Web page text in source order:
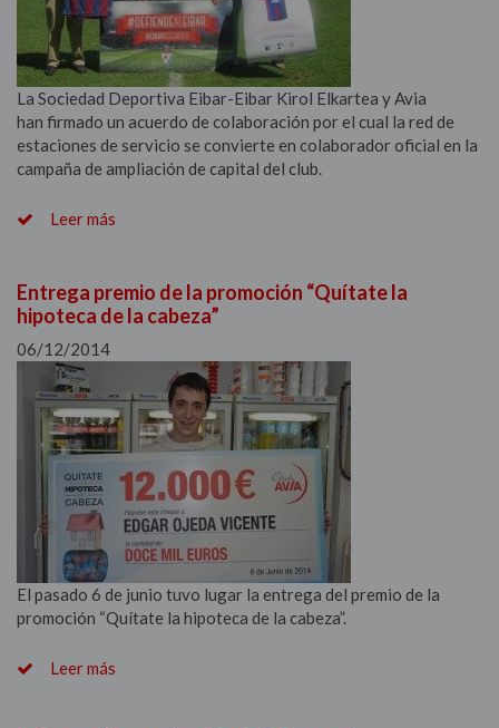
La Sociedad Deportiva Eibar-Eibar Kirol Elkartea y Avia
han firmado un acuerdo de colaboración por el cual la red de
estaciones de servicio se convierte en colaborador oficial en la
campaña de ampliación de capital del club.
Leer más
Entrega premio de la promoción “Quítate la
hipoteca de la cabeza”
06/12/2014
El pasado 6 de junio tuvo lugar la entrega del premio de la
promoción “Quítate la hipoteca de la cabeza”.
Leer más